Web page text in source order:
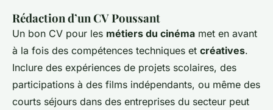
Rédaction d’un CV Poussant
Un bon CV pour les métiers du cinéma met en avant
à la fois des compétences techniques et créatives.
Inclure des expériences de projets scolaires, des
participations à des films indépendants, ou même des
courts séjours dans des entreprises du secteur peut